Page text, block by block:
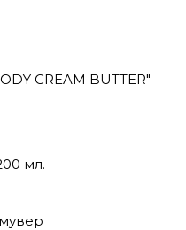
CREAM BUTTER"
мл.